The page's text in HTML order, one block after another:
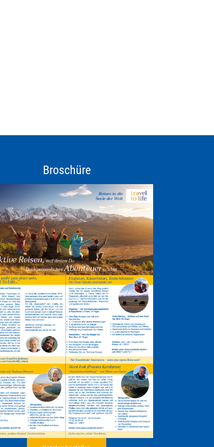
Broschüre